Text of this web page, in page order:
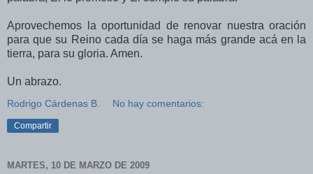
Aprovechemos la oportunidad de renovar nuestra oración
para que su Reino cada día se haga más grande acá en la
tierra, para su gloria. Amen.
Un abrazo.
Rodrigo Cárdenas B. No hay comentarios:
Compartir
MARTES, 10 DE MARZO DE 2009